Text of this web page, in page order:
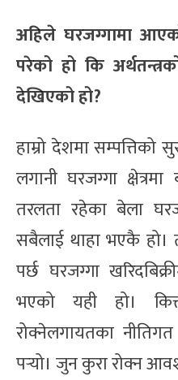
अहिले घरजग्गामा
परेको हो कि
देखिएको हो?
हाम्रो देशमा सम्पत्तिको
लगानी घरजग्गा
तरलता रहेका बेला
सबैलाई थाहा भएकै हो।
पर्छ घरजग्गा
भएको यही हो।
रोक्नेलगायतका
पर्‍यो। जुन कुरा रोक्न